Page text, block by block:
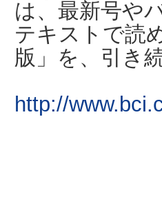
は、最新号や
テキストで読
版」を、引き
http://